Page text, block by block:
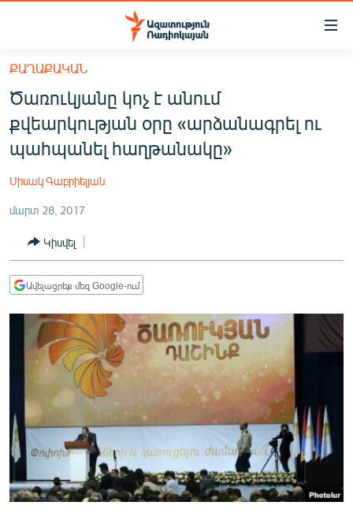
Մատչելիության
հիմնական
բովանդակությանը
Անցնել
հիմնական
մենյուին
ՀԱՅԱՍՏԱՆ
ՔԱՂԱՔԱԿԱՆ
ՏՆՏԵՍՈՒԹՅՈՒՆ
ՂԱՐԱԲԱՂ
ՏԱՐԱԾԱՇՐՋԱՆ
ՄԻՋԱԶԳԱՅԻՆ
ՄՇԱԿՈՒՅԹ
ՍՊՈՐՏ
ՄԵԿՆԱԲԱՆՈՒԹՅՈՒՆ
ՏՏ ԵՒ ԻՆՏԵՐՆԵՏ
ՔԱՂԱՔԱԿԱՆ
Ծառուկյանը կոչ է անում
քվեարկության օրը «արձանագրել ու
պահպանել հաղթանակը»
Սիսակ Գաբրիելյան
մարտ 28, 2017
Կիսվել
Ավելացրեք մեզ Google-ում